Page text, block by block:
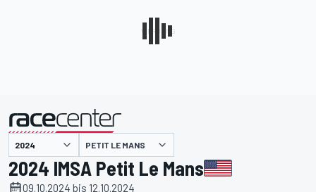
PETIT LE MANS
2024 IMSA Petit Le Mans
09.10.2024 bis 12.10.2024